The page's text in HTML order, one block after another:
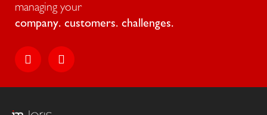
managing your
company. customers. challenges.